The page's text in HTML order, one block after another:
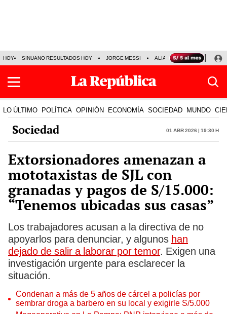
HOY SINUANO RESULTADOS HOY JORGE MESSI ALIANZA LIMA VS SPORT
LO ÚLTIMO POLÍTICA OPINIÓN ECONOMÍA SOCIEDAD MUNDO
Sociedad 01 Abr 2026 | 19:30 h
Extorsionadores amenazan a
mototaxistas de SJL con
granadas y pagos de S/15.000:
“Tenemos ubicadas sus casas”
Los trabajadores acusan a la directiva de no
apoyarlos para denunciar, y algunos han
dejado de salir a laborar por temor. Exigen una
investigación urgente para esclarecer la
situación.
Condenan a más de 5 años de cárcel a policías por
sembrar droga a barbero en su local y exigirle S/5.000